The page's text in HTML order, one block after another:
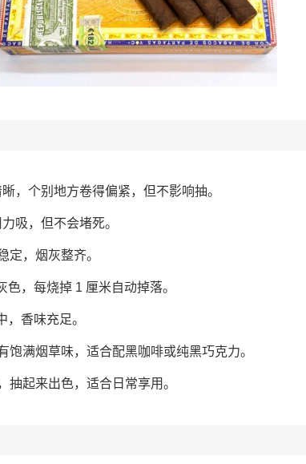
，个别地方卷得偏紧，但不影响抽。
吸，但不会堵死。
定，烟灰整齐。
色，每烧掉 1 厘米自动掉落。
，香味充足。
饱满烟草味，适合配黑咖啡或纯黑巧克力。
抽起来出色，适合日常享用。